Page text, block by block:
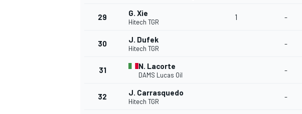
29 G. Xie
Hitech TGR
1 -
30 J. Dufek
Hitech TGR
-
31 N. Lacorte
DAMS Lucas Oil
-
32 J. Carrasquedo
Hitech TGR
-